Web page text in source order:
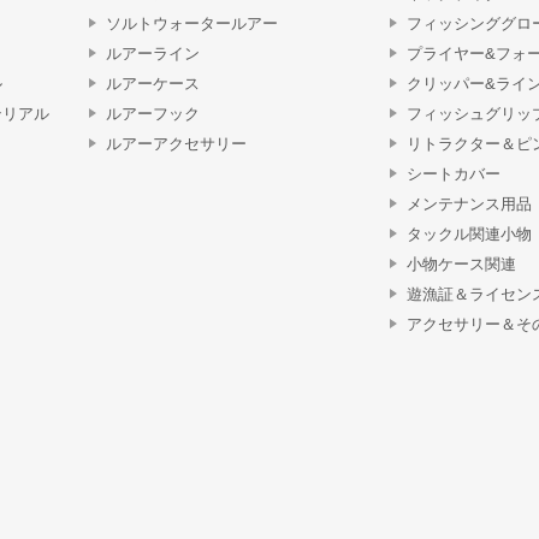
アル
ソルトウォータールアー
ルアーライン
ルアーケース
ルアーフック
ルアーアクセサリー
フィッシンググロ
プライヤー&フォ
クリッパー&ライ
フィッシュグリッ
リトラクター＆ピ
シートカバー
メンテナンス用品
タックル関連小物
小物ケース関連
遊漁証＆ライセン
アクセサリー＆そ